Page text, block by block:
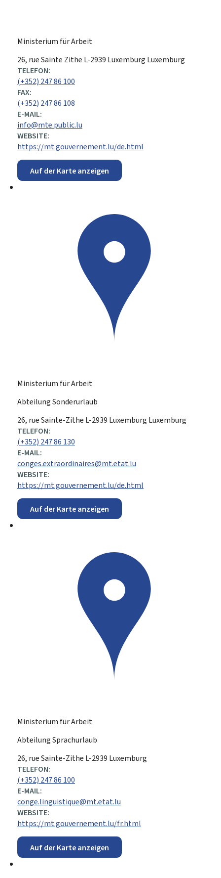
Ministerium für Arbeit
ADRESSE:
26, rue Sainte Zithe L-2939 Luxemburg Luxemburg
TELEFON:
(+352) 247 86 100
FAX:
(+352) 247 86 108
E-MAIL:
info@mte.public.lu
WEBSITE:
https://mt.gouvernement.lu/de.html
Auf der Karte anzeigen
Ministerium für Arbeit
Abteilung Sonderurlaub
ADRESSE:
26, rue Sainte-Zithe L-2939 Luxemburg Luxemburg
TELEFON:
(+352) 247 86 130
E-MAIL:
conges.extraordinaires@mt.etat.lu
WEBSITE:
https://mt.gouvernement.lu/de.html
Auf der Karte anzeigen
Ministerium für Arbeit
Abteilung Sprachurlaub
ADRESSE:
26, rue Sainte-Zithe L-2939 Luxemburg
TELEFON:
(+352) 247 86 100
E-MAIL:
conge.linguistique@mt.etat.lu
WEBSITE:
https://mt.gouvernement.lu/fr.html
Auf der Karte anzeigen